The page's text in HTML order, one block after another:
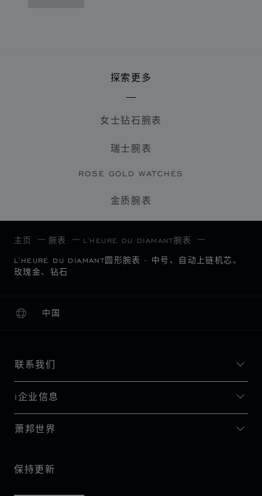
探索更多
女士钻石腕表
瑞士腕表
ROSE GOLD WATCHES
金质腕表
主页 腕表 L'HEURE DU DIAMANT腕表
L'HEURE DU DIAMANT圆形腕表 - 中号、自动上链机芯、
玫瑰金、钻石
中国
本地化（更改国家/地区）
更改国家/地区
联系我们
I企业信息
萧邦世界
保持更新